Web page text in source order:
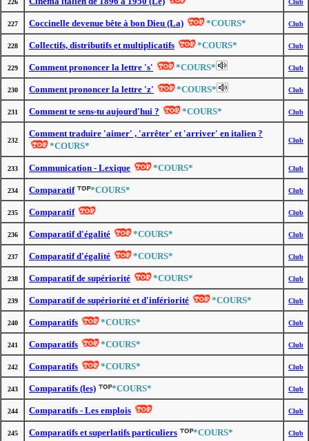
226 Club
227 Coccinelle devenue bête à bon Dieu (La) *COURS* Club
228 Collectifs, distributifs et multiplicatifs *COURS* Club
229 Comment prononcer la lettre 's' *COURS* Club
230 Comment prononcer la lettre 'z' *COURS* Club
231 Comment te sens-tu aujourd'hui ? *COURS* Club
232
Comment traduire 'aimer' , 'arrêter' et 'arriver' en italien ?
*COURS*
Club
233 Communication - Lexique *COURS* Club
234 Comparatif *COURS* Club
235 Comparatif Club
236 Comparatif d'égalité *COURS* Club
237 Comparatif d'égalité *COURS* Club
238 Comparatif de supériorité *COURS* Club
239 Comparatif de supériorité et d'infériorité *COURS* Club
240 Comparatifs *COURS* Club
241 Comparatifs *COURS* Club
242 Comparatifs *COURS* Club
243 Comparatifs (les) *COURS* Club
244 Comparatifs - Les emplois Club
245 Comparatifs et superlatifs particuliers *COURS* Club